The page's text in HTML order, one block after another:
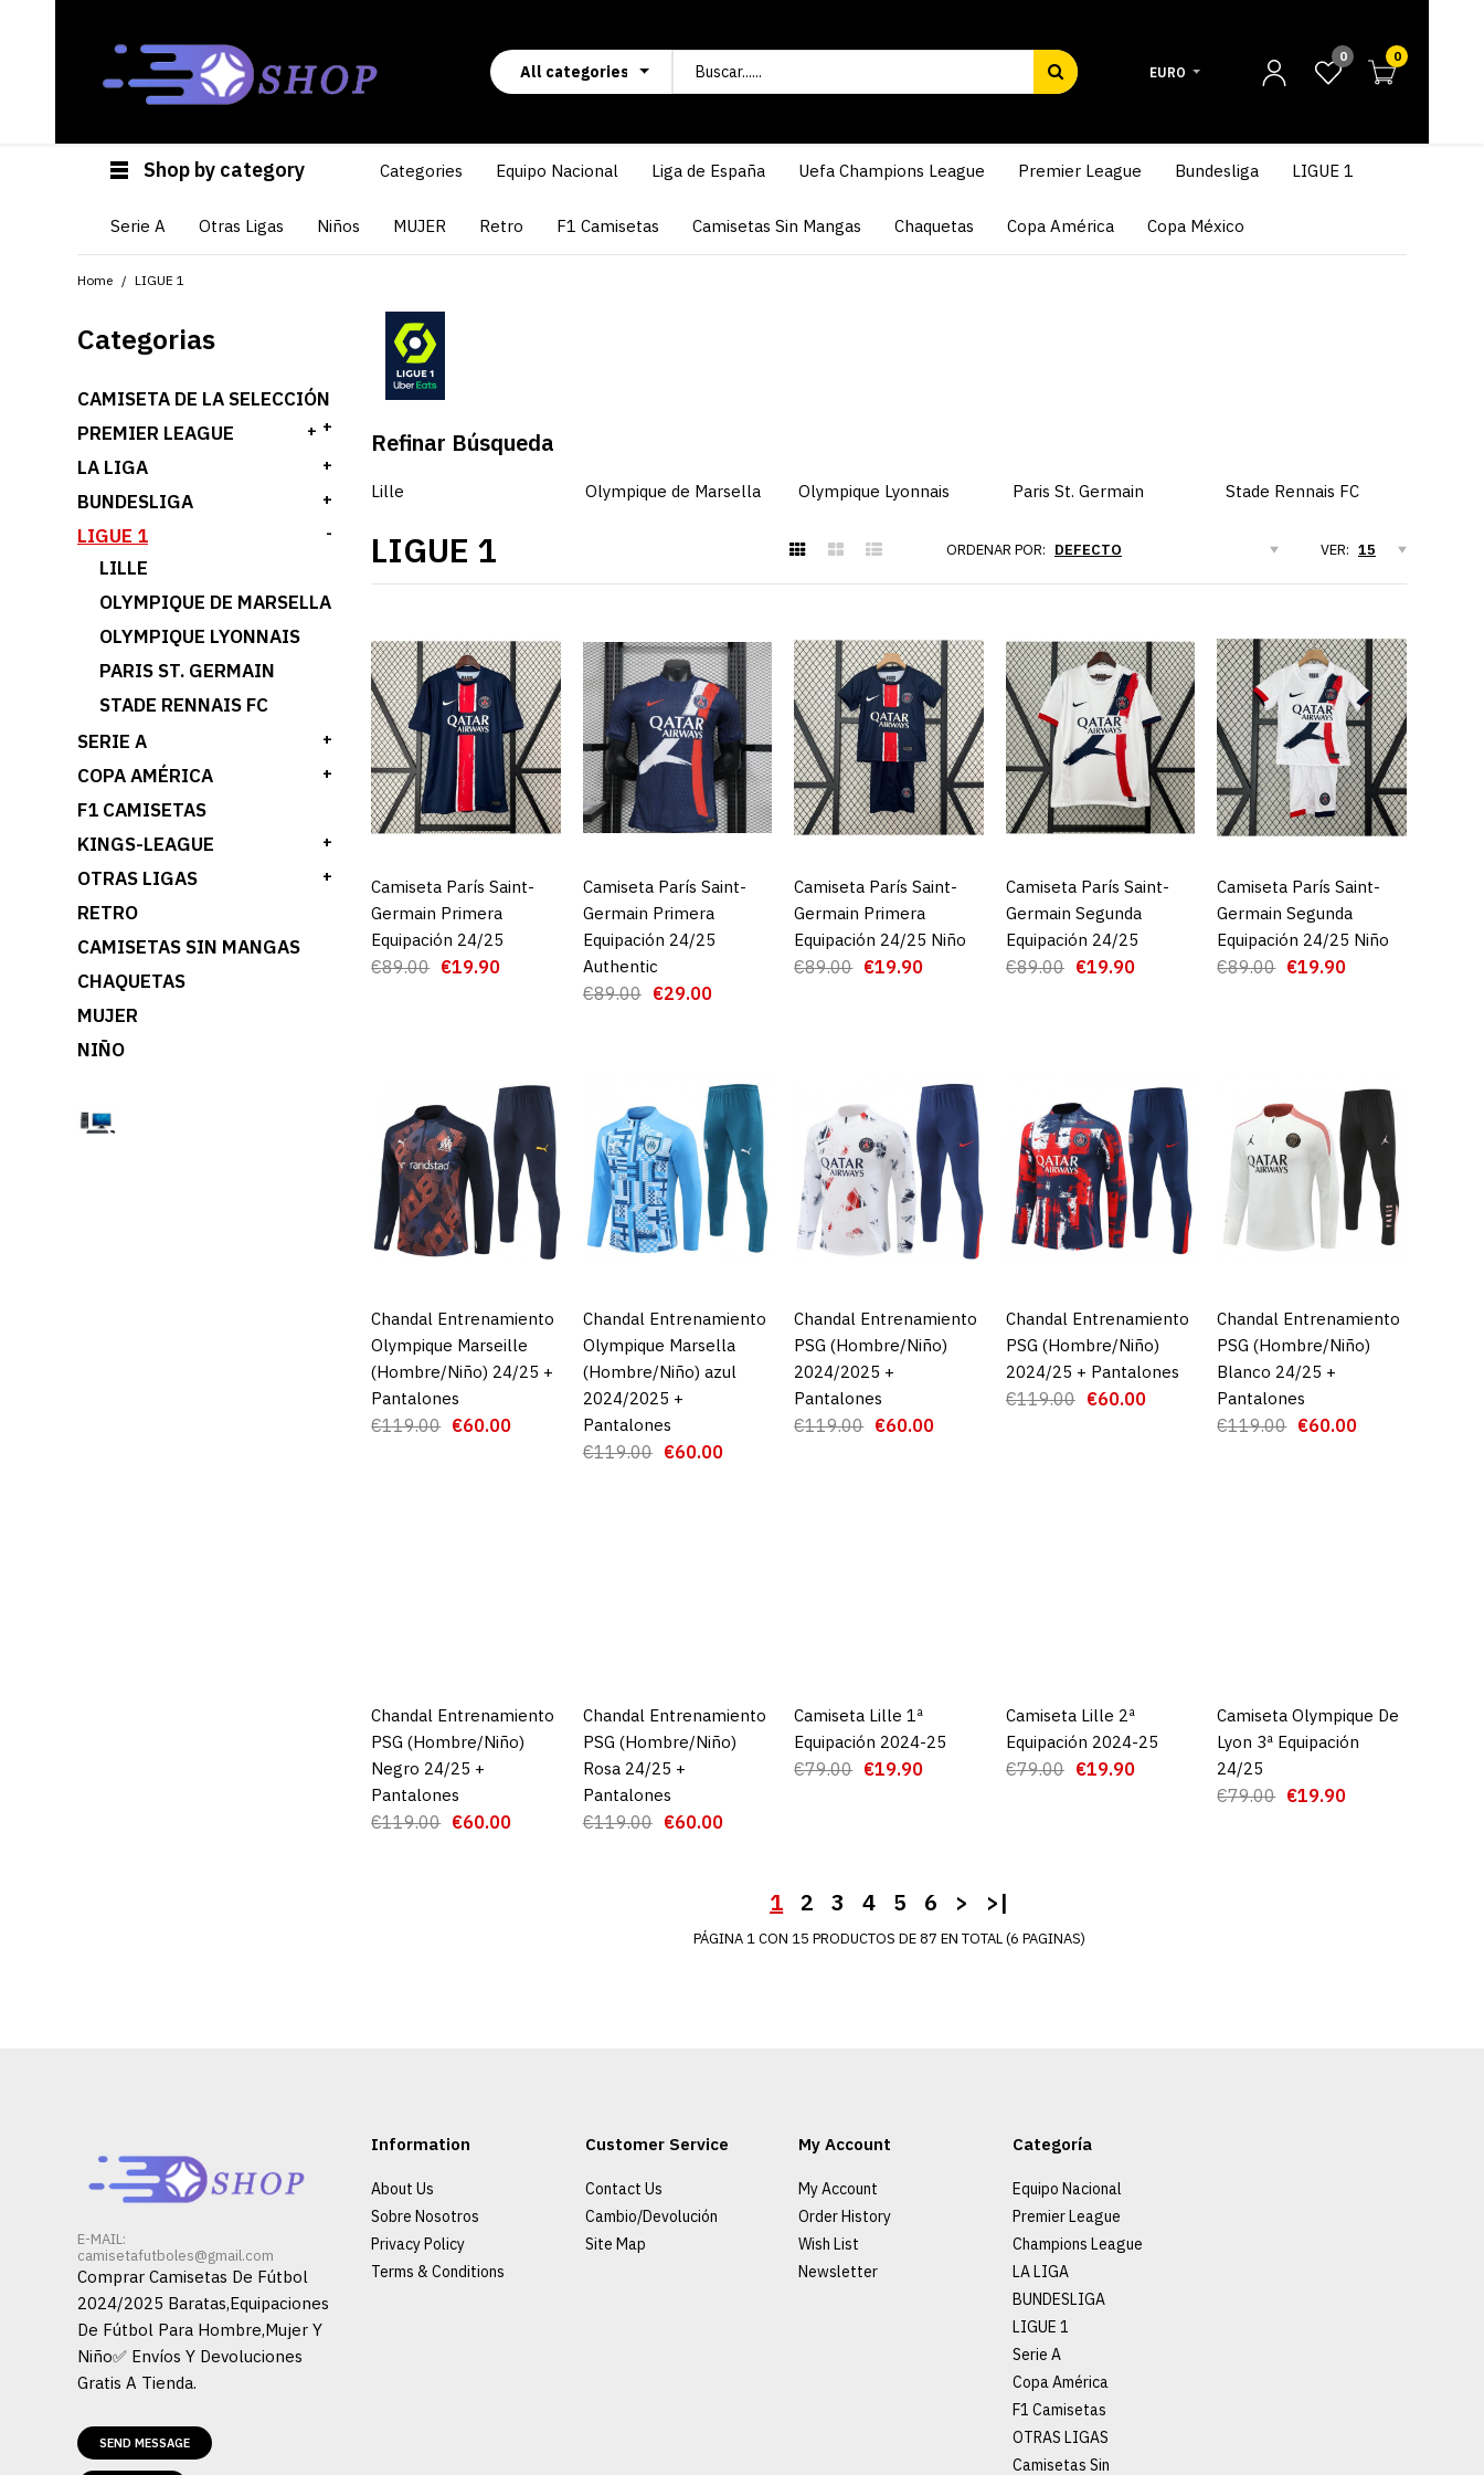
EURO
0 0
Shop by category Categories Equipo Nacional Liga de España Uefa Champions League Premier League Bundesliga LIGUE 1
Serie A Otras Ligas Niños MUJER Retro F1 Camisetas Camisetas Sin Mangas Chaquetas Copa América Copa México
Home LIGUE 1
Categorias
CAMISETA DE LA SELECCIÓN
+
PREMIER LEAGUE +
LA LIGA +
BUNDESLIGA +
LIGUE 1 -
LILLE
OLYMPIQUE DE MARSELLA
OLYMPIQUE LYONNAIS
PARIS ST. GERMAIN
STADE RENNAIS FC
SERIE A
+
COPA AMÉRICA +
F1 CAMISETAS
KINGS-LEAGUE
+
OTRAS LIGAS +
RETRO
CAMISETAS SIN MANGAS
CHAQUETAS
MUJER
NIÑO
Refinar Búsqueda
Lille Olympique de Marsella Olympique Lyonnais Paris St. Germain Stade Rennais FC
LIGUE 1 ORDENAR POR: VER:
Camiseta París Saint-
Germain Primera Equipación
24/25
€89.00 €19.90
Camiseta París Saint-
Germain Primera Equipación
€89.00 €19.90
AGREGAR AL CARRO
ADD TO WISHLIST
AGREGAR AL CARRO
Camiseta París Saint-
Germain Primera
Equipación 24/25
€89.00 €19.90
AGREGAR AL CARRO
Camiseta París Saint-
Germain Primera
Equipación 24/25
Authentic
€89.00 €29.00
AGREGAR AL CARRO
Camiseta París Saint-
Germain Primera
Equipación 24/25 Niño
€89.00 €19.90
AGREGAR AL CARRO
Camiseta París Saint-
Germain Segunda
Equipación 24/25
€89.00 €19.90
AGREGAR AL CARRO
Camiseta París Saint-
Germain Segunda
Equipación 24/25 Niño
€89.00 €19.90
AGREGAR AL CARRO
Chandal Entrenamiento
Olympique Marseille
(Hombre/Niño) 24/25 +
Pantalones
€119.00 €60.00
AGREGAR AL CARRO
Chandal Entrenamiento
Olympique Marsella
(Hombre/Niño) azul
2024/2025 +
Pantalones
€119.00 €60.00
AGREGAR AL CARRO
Chandal Entrenamiento
PSG (Hombre/Niño)
2024/2025 +
Pantalones
€119.00 €60.00
AGREGAR AL CARRO
Chandal Entrenamiento
PSG (Hombre/Niño)
2024/25 + Pantalones
€119.00 €60.00
AGREGAR AL CARRO
Chandal Entrenamiento
PSG (Hombre/Niño)
Blanco 24/25 +
Pantalones
€119.00 €60.00
AGREGAR AL CARRO
Chandal Entrenamiento
PSG (Hombre/Niño)
Negro 24/25 +
Pantalones
€119.00 €60.00
AGREGAR AL CARRO
Chandal Entrenamiento
PSG (Hombre/Niño)
Rosa 24/25 +
Pantalones
€119.00 €60.00
AGREGAR AL CARRO
Camiseta Lille 1ª
Equipación 2024-25
€79.00 €19.90
AGREGAR AL CARRO
Camiseta Lille 2ª
Equipación 2024-25
€79.00 €19.90
AGREGAR AL CARRO
Camiseta Olympique De
Lyon 3ª Equipación
24/25
€79.00 €19.90
1 2 3 4 5 6 > >|
PÁGINA 1 CON 15 PRODUCTOS DE 87 EN TOTAL (6 PAGINAS)
E-MAIL:
camisetafutboles@gmail.com
Comprar Camisetas De Fútbol
2024/2025 Baratas,Equipaciones
De Fútbol Para Hombre,Mujer Y
Niño✅ Envíos Y Devoluciones
Gratis A Tienda.
SEND MESSAGE
Information
About Us
Sobre Nosotros
Privacy Policy
Terms & Conditions
Customer Service
Contact Us
Cambio/Devolución
Site Map
My Account
My Account
Order History
Wish List
Newsletter
Categoría
Equipo Nacional
Premier League
Champions League
LA LIGA
BUNDESLIGA
LIGUE 1
Serie A
Copa América
F1 Camisetas
OTRAS LIGAS
Camisetas Sin